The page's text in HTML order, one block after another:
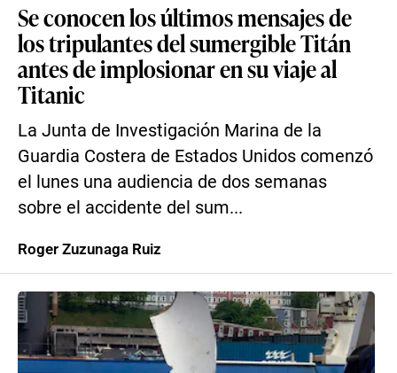
Se conocen los últimos mensajes de
los tripulantes del sumergible Titán
antes de implosionar en su viaje al
Titanic
La Junta de Investigación Marina de la
Guardia Costera de Estados Unidos comenzó
el lunes una audiencia de dos semanas
sobre el accidente del sum...
Roger Zuzunaga Ruiz